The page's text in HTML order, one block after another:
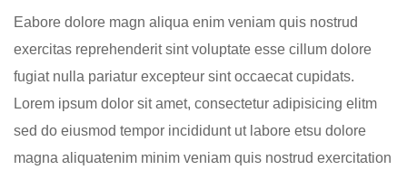
Eabore dolore magn aliqua enim veniam quis nostrud
exercitas reprehenderit sint voluptate esse cillum dolore
fugiat nulla pariatur excepteur sint occaecat cupidats.
Lorem ipsum dolor sit amet, consectetur adipisicing elitm
sed do eiusmod tempor incididunt ut labore etsu dolore
magna aliquatenim minim veniam quis nostrud exercitation